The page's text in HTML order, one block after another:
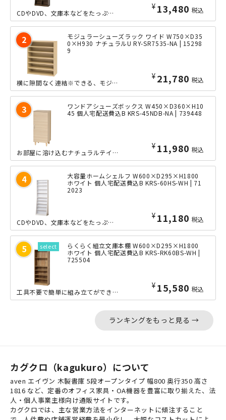
¥ 14,480 税込
CDやDVD、文庫本などをたっぷり収納できる、大容量ホームシェルフのW750タイ...
モジュラーシューズラック ワイド W750×D35
0×H930 ナチュラルU RY-SR7535-NA | 15298
9
¥ 21,780 税込
横に隙間なく連結※できる、モジュラーシリーズのシューズラックのワイドタイプです。...
ワンドアシューズボックス W450×D360×H10
45 個人宅配送費込B KRS-45NDB-NA | 739448
¥ 12,980 税込
お部屋に溶け込むナチュラルテイストで扱いやすい、ワンドア型シューズボックスです。...
大容量ホームシェルフ W600×D295×H1800
ホワイト 個人宅配送費込B KRS-60HS-WH | 71
2023
¥ 11,980 税込
CDやDVD、文庫本などをたっぷり収納できる、大容量ホームシェルフのW600タイ...
らくらく組立文庫本棚 W600×D295×H1800
ホワイト 個人宅配送費込B KRS-RK60BS-WH |
725504
¥ 15,580 税込
工具不要で簡単に組み立てができる、高さ1800mmの収納力豊富な文庫本棚の少しワ...
ランキングをもっと見る →
カグクロ（kagukuro）について
aven エイヴン 木製書庫 5段オープンタイプ 幅800 奥行350 高さ
1816 など、定番のオフィス家具・OA機器を豊富に取り揃えた、法
人・個人事業主様向け通販サイトです。
カグクロでは、主な営業方法をインターネットに傾注すること